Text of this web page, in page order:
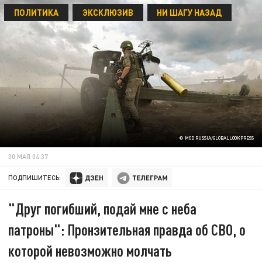
© MOD RUSSIA/GLOBALLOOKPRESS
ПОЛИТИКА ЭКСКЛЮЗИВ НИ ШАГУ НАЗАД
30 МАЯ 04:37
ПОДПИШИТЕСЬ:
"Друг погибший, подай мне с неба
патроны": Пронзительная правда об СВО, о
которой невозможно молчать